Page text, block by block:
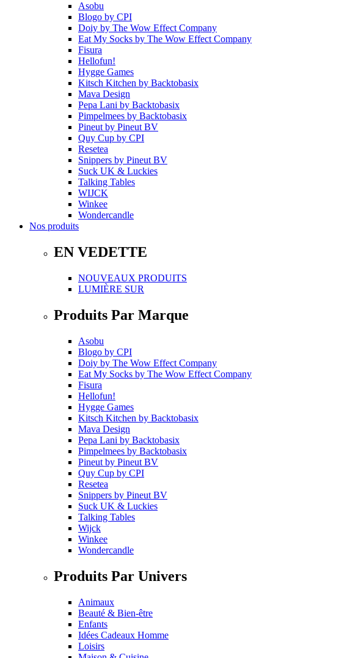
Asobu
Blogo by CPI
Doiy by The Wow Effect Company
Eat My Socks by The Wow Effect Company
Fisura
Hellofun!
Hygge Games
Kitsch Kitchen by Backtobasix
Mava Design
Pepa Lani by Backtobasix
Pimpelmees by Backtobasix
Pineut by Pineut BV
Quy Cup by CPI
Resetea
Snippers by Pineut BV
Suck UK & Luckies
Talking Tables
WIJCK
Winkee
Wondercandle
Nos produits
EN VEDETTE
NOUVEAUX PRODUITS
LUMIÈRE SUR
Produits Par Marque
Asobu
Blogo by CPI
Doiy by The Wow Effect Company
Eat My Socks by The Wow Effect Company
Fisura
Hellofun!
Hygge Games
Kitsch Kitchen by Backtobasix
Mava Design
Pepa Lani by Backtobasix
Pimpelmees by Backtobasix
Pineut by Pineut BV
Quy Cup by CPI
Resetea
Snippers by Pineut BV
Suck UK & Luckies
Talking Tables
Wijck
Winkee
Wondercandle
Produits Par Univers
Animaux
Beauté & Bien-être
Enfants
Idées Cadeaux Homme
Loisirs